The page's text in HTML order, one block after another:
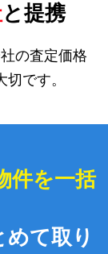
と提携
の査定価格
です。
件を一括
て取り